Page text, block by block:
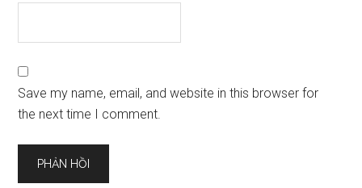
Save my name, email, and website in this browser for
the next time I comment.